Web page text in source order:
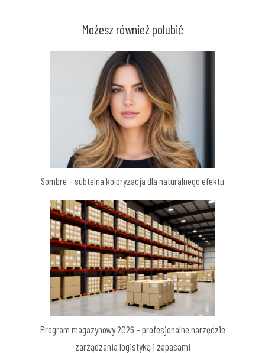
Możesz również polubić
Sombre – subtelna koloryzacja dla naturalnego efektu
Program magazynowy 2026 – profesjonalne narzędzie
zarządzania logistyką i zapasami